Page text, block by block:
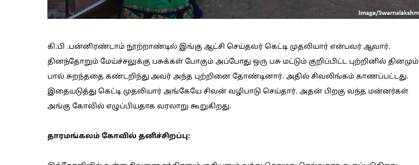
கி.பி .பன்னிரண்டாம் நூற்றாண்டில் இங்கு ஆட்சி செய்தவர் கெட்டி முதலியார் என்பவர் ஆவார்.
தினந்தோறும் மேய்ச்சலுக்கு பசுக்கள் போகும் அப்போது ஒரு பசு மட்டும் குறிப்பிட்ட புற்றினில் தினமும்
பால் சுறந்ததை கண்டறிந்து அவர் அந்த புற்றினை தோண்டினார். அதில் சிவலிங்கம் காணப்பட்டது.
இதையடுத்து கெட்டி முதலியார் அங்கேயே சிவன் வழிபாடு செய்தார். அதன் பிறகு வந்த மன்னர்கள்
அங்கு கோவில் எழுப்பியதாக வரலாறு கூறுகிறது.
தாரமங்கலம் கோவில் தனிச்சிறப்பு: